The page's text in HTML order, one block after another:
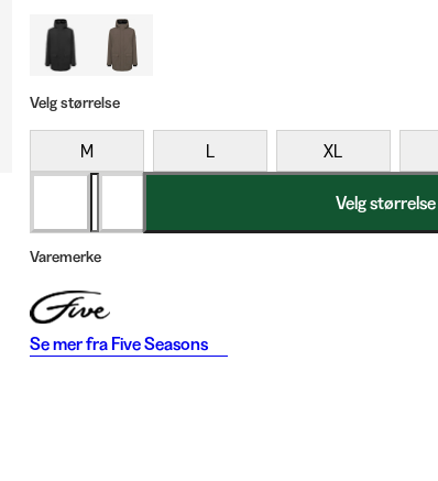
Velg størrelse
M L XL
Velg størrelse
Varemerke
Se mer fra Five Seasons